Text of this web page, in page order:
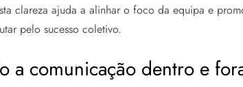
clareza ajuda a alinhar o foco da equipa e
pelo sucesso coletivo.
a comunicação dentro e